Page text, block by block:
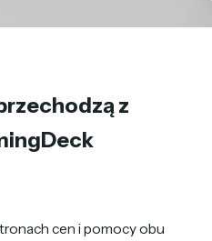
z
cen i pomocy obu